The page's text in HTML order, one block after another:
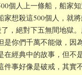
個人上一條船，船家
家想殺這500個人，就
，絕對下五無間地獄
是你們千萬不能做，因
在經典中的故事，但不
件事好像是破戒，其